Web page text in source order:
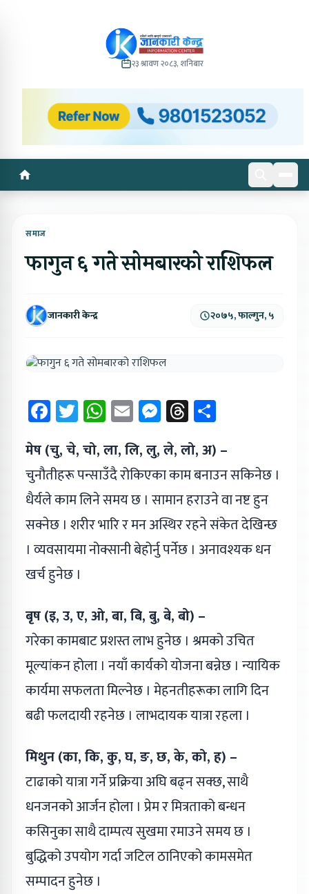
२३ श्रावण २०८३, शनिबार
समाज
फागुन ६ गते सोमबारको राशिफल
जानकारी केन्द्र २०७५, फाल्गुन, ५
Facebook
Twitter
WhatsApp
EmailMessenger
Threads
मेष (चु, चे, चो, ला, लि, लु, ले, लो, अ) –
चुनौतीहरू पन्साउँदै रोकिएका काम बनाउन सकिनेछ ।
धैर्यले काम लिने समय छ । सामान हराउने वा नष्ट हुन
सक्नेछ । शरीर भारि र मन अस्थिर रहने संकेत देखिन्छ
। व्यवसायमा नोक्सानी बेहोर्नु पर्नेछ । अनावश्यक धन
खर्च हुनेछ ।
बृष (इ, उ, ए, ओ, बा, बि, बु, बे, बो) –
गरेका कामबाट प्रशस्त लाभ हुनेछ । श्रमको उचित
मूल्यांकन होला । नयाँ कार्यको योजना बन्नेछ । न्यायिक
कार्यमा सफलता मिल्नेछ । मेहनतीहरूका लागि दिन
बढी फलदायी रहनेछ । लाभदायक यात्रा रहला ।
मिथुन (का, कि, कु, घ, ङ, छ, के, को, ह) –
टाढाको यात्रा गर्ने प्रक्रिया अघि बढ्न सक्छ, साथै
धनजनको आर्जन होला । प्रेम र मित्रताको बन्धन
कसिनुका साथै दाम्पत्य सुखमा रमाउने समय छ ।
बुद्धिको उपयोग गर्दा जटिल ठानिएको कामसमेत
सम्पादन हुनेछ ।